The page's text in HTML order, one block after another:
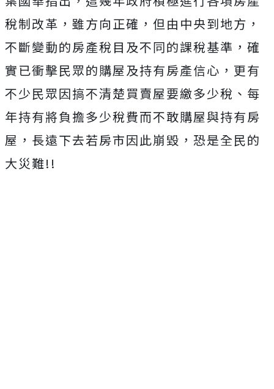
稅制改革，雖方向正確，但由中央到地方，
不斷變動的房產稅目及不同的課稅基準，確
實已衝擊民眾的購屋及持有房產信心，更有
不少民眾因搞不清楚買賣屋要繳多少稅、每
年持有將負擔多少稅費而不敢購屋與持有房
屋，長遠下去若房市因此崩毀，恐是全民的
大災難!!